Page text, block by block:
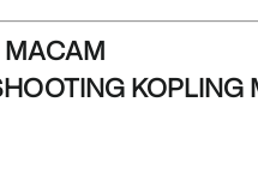
KOPLING